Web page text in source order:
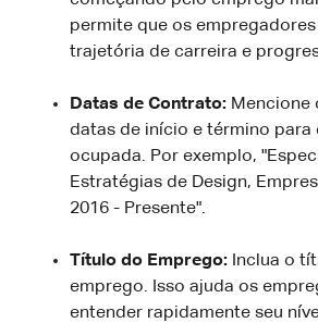
permite que os empregadores
trajetória de carreira e
Datas de Contrato: Mencione
datas de início e término para
ocupada. Por exemplo,
Estratégias de Design,
2016 - Presente".
Título do Emprego: Inclua o
emprego. Isso ajuda os
entender rapidamente seu